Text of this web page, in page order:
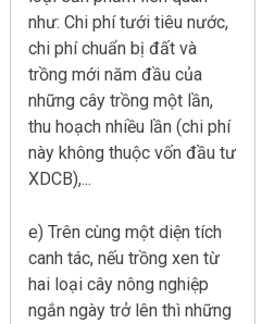
như: Chi phí tưới tiêu nước,
chi phí chuẩn bị đất và
trồng mới năm đầu của
những cây trồng một lần,
thu hoạch nhiều lần (chi phí
này không thuộc vốn đầu tư
XDCB),...
e) Trên cùng một diện tích
canh tác, nếu trồng xen từ
hai loại cây nông nghiệp
ngắn ngày trở lên thì những